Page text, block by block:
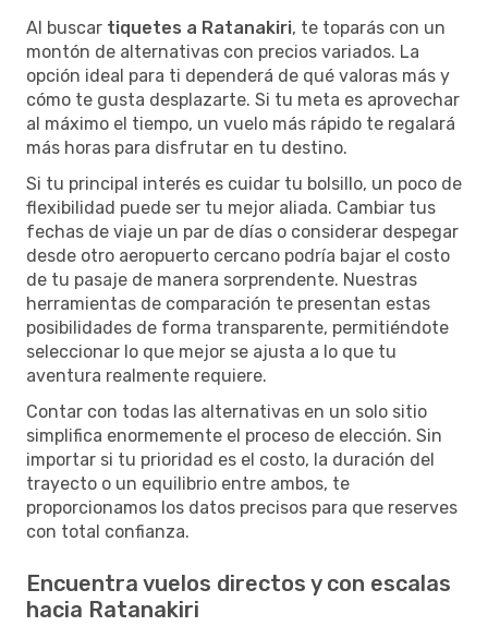
Al buscar tiquetes a Ratanakiri, te toparás con un
montón de alternativas con precios variados. La
opción ideal para ti dependerá de qué valoras más y
cómo te gusta desplazarte. Si tu meta es aprovechar
al máximo el tiempo, un vuelo más rápido te regalará
más horas para disfrutar en tu destino.
Si tu principal interés es cuidar tu bolsillo, un poco de
flexibilidad puede ser tu mejor aliada. Cambiar tus
fechas de viaje un par de días o considerar despegar
desde otro aeropuerto cercano podría bajar el costo
de tu pasaje de manera sorprendente. Nuestras
herramientas de comparación te presentan estas
posibilidades de forma transparente, permitiéndote
seleccionar lo que mejor se ajusta a lo que tu
aventura realmente requiere.
Contar con todas las alternativas en un solo sitio
simplifica enormemente el proceso de elección. Sin
importar si tu prioridad es el costo, la duración del
trayecto o un equilibrio entre ambos, te
proporcionamos los datos precisos para que reserves
con total confianza.
Encuentra vuelos directos y con escalas
hacia Ratanakiri